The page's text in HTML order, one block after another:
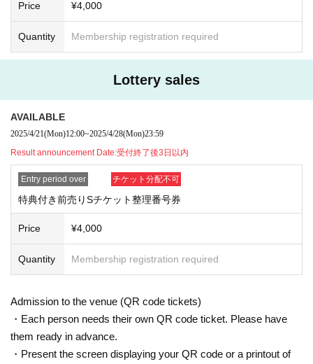
Price ¥4,000
Quantity Membership registration required
Lottery sales
AVAILABLE
2025/4/21(Mon)12:00~2025/4/28(Mon)23:59
Result announcement Date:受付終了後3日以内
Entry period over チケット分配不可
特典付き前売りSチケット整理番号券
Price ¥4,000
Quantity Membership registration required
Admission to the venue (QR code tickets)
・Each person needs their own QR code ticket. Please have
them ready in advance.
・Present the screen displaying your QR code or a printout of